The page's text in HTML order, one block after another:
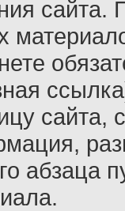
сайта.
сайта,
абзаца